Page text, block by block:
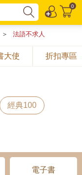
0
＞ 法語不求人
大使 折扣專區
經典100
電子書